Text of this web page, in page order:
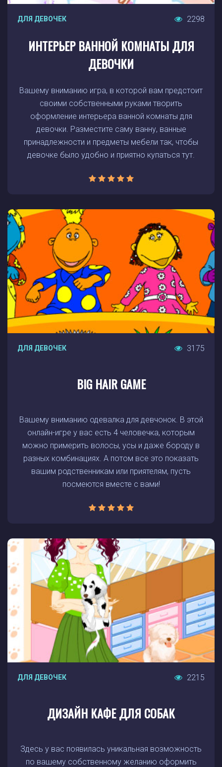
ДЛЯ ДЕВОЧЕК 2298
ИНТЕРЬЕР ВАННОЙ КОМНАТЫ ДЛЯ
ДЕВОЧКИ
Вашему вниманию игра, в которой вам предстоит
своими собственными руками творить
оформление интерьера ванной комнаты для
девочки. Разместите саму ванну, ванные
принадлежности и предметы мебели так, чтобы
девочке было удобно и приятно купаться тут.
ДЛЯ ДЕВОЧЕК 3175
BIG HAIR GAME
Вашему вниманию одевалка для девчонок. В этой
онлайн-игре у вас есть 4 человечка, которым
можно примерить волосы, усы и даже бороду в
разных комбинациях. А потом все это показать
вашим родственникам или приятелям, пусть
посмеются вместе с вами!
ДЛЯ ДЕВОЧЕК 2215
ДИЗАЙН КАФЕ ДЛЯ СОБАК
Здесь у вас появилась уникальная возможность
по вашему собственному желанию оформить